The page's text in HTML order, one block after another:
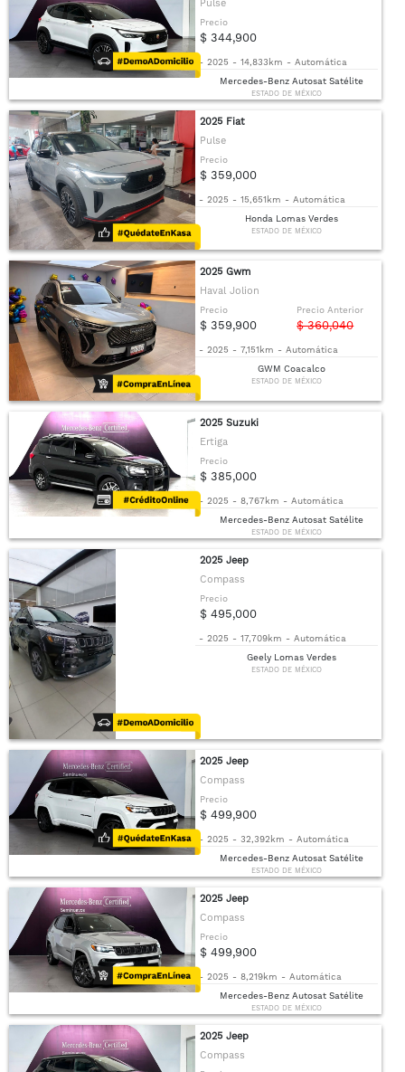
Pulse
Precio
$ 344,900
- 2025 - 14,833km - Automática
Mercedes-Benz Autosat Satélite
ESTADO DE MÉXICO
2025 Fiat
Pulse
Precio
$ 359,000
- 2025 - 15,651km - Automática
Honda Lomas Verdes
ESTADO DE MÉXICO
2025 Gwm
Haval Jolion
Precio
$ 359,900
Precio Anterior
$ 360,040
- 2025 - 7,151km - Automática
GWM Coacalco
ESTADO DE MÉXICO
2025 Suzuki
Ertiga
Precio
$ 385,000
- 2025 - 8,767km - Automática
Mercedes-Benz Autosat Satélite
ESTADO DE MÉXICO
2025 Jeep
Compass
Precio
$ 495,000
- 2025 - 17,709km - Automática
Geely Lomas Verdes
ESTADO DE MÉXICO
2025 Jeep
Compass
Precio
$ 499,900
- 2025 - 32,392km - Automática
Mercedes-Benz Autosat Satélite
ESTADO DE MÉXICO
2025 Jeep
Compass
Precio
$ 499,900
- 2025 - 8,219km - Automática
Mercedes-Benz Autosat Satélite
ESTADO DE MÉXICO
2025 Jeep
Compass